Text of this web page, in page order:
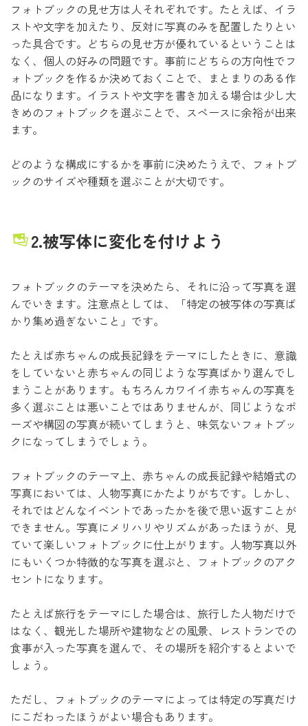
フォトブックの見せ方は人それぞれです。たとえば、イラ
ストや文字を加えたり、反対に写真のみを配置したりとい
った具合です。どちらの見せ方が優れているということは
なく、個人の好みの問題です。事前にどちらの方向性でフ
ォトブックを作るか決めておくことで、まとまりのある作
品になります。イラストや文字を書き加える場合は少し大
きめのフォトブックを選ぶことで、スペースに余裕が出来
ます。
どのような構成にするかを事前に決めたうえで、フォトブ
ックのサイズや種類を選ぶことが大切です。
2.被写体に変化を付けよう
フォトブックのテーマを決めたら、それに沿って写真を選
んでいきます。注意点としては、「特定の被写体の写真ば
かり集め過ぎないこと」です。
たとえば赤ちゃんの成長記録をテーマにしたときに、意識
をしていないと赤ちゃんの同じような写真ばかり選んでし
まうことがあります。もちろんカワイイ赤ちゃんの写真を
多く選ぶことは悪いことではありませんが、同じようなポ
ーズや構図の写真が続いてしまうと、味気ないフォトブッ
クになってしまうでしょう。
フォトブックのテーマ上、赤ちゃんの成長記録や結婚式の
写真においては、人物写真にかたよりがちです。しかし、
それではどんなイベントであったかを後で思い返すことが
できません。写真にメリハリやリズムがあったほうが、見
ていて楽しいフォトブックに仕上がります。人物写真以外
にもいくつか特徴的な写真を選ぶと、フォトブックのアク
セントになります。
たとえば旅行をテーマにした場合は、旅行した人物だけで
はなく、観光した場所や建物などの風景、レストランでの
食事が入った写真を選んで、その場所を紹介するとよいで
しょう。
ただし、フォトブックのテーマによっては特定の写真だけ
にこだわったほうがよい場合もあります。